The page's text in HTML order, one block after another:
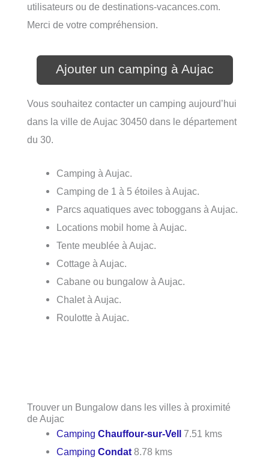
utilisateurs ou de destinations-vacances.com.
Merci de votre compréhension.
Ajouter un camping à Aujac
Vous souhaitez contacter un camping aujourd’hui
dans la ville de Aujac 30450 dans le département
du 30.
Camping à Aujac.
Camping de 1 à 5 étoiles à Aujac.
Parcs aquatiques avec toboggans à Aujac.
Locations mobil home à Aujac.
Tente meublée à Aujac.
Cottage à Aujac.
Cabane ou bungalow à Aujac.
Chalet à Aujac.
Roulotte à Aujac.
Trouver un Bungalow dans les villes à proximité
de Aujac
CampingChauffour-sur-Vell 7.51 kms
CampingCondat 8.78 kms